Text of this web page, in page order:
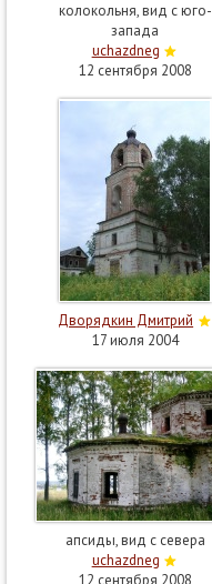
колокольня, вид с юго-
запада
uchazdneg
12 сентября 2008
Дворядкин Дмитрий
17 июля 2004
апсиды, вид с севера
uchazdneg
12 сентября 2008